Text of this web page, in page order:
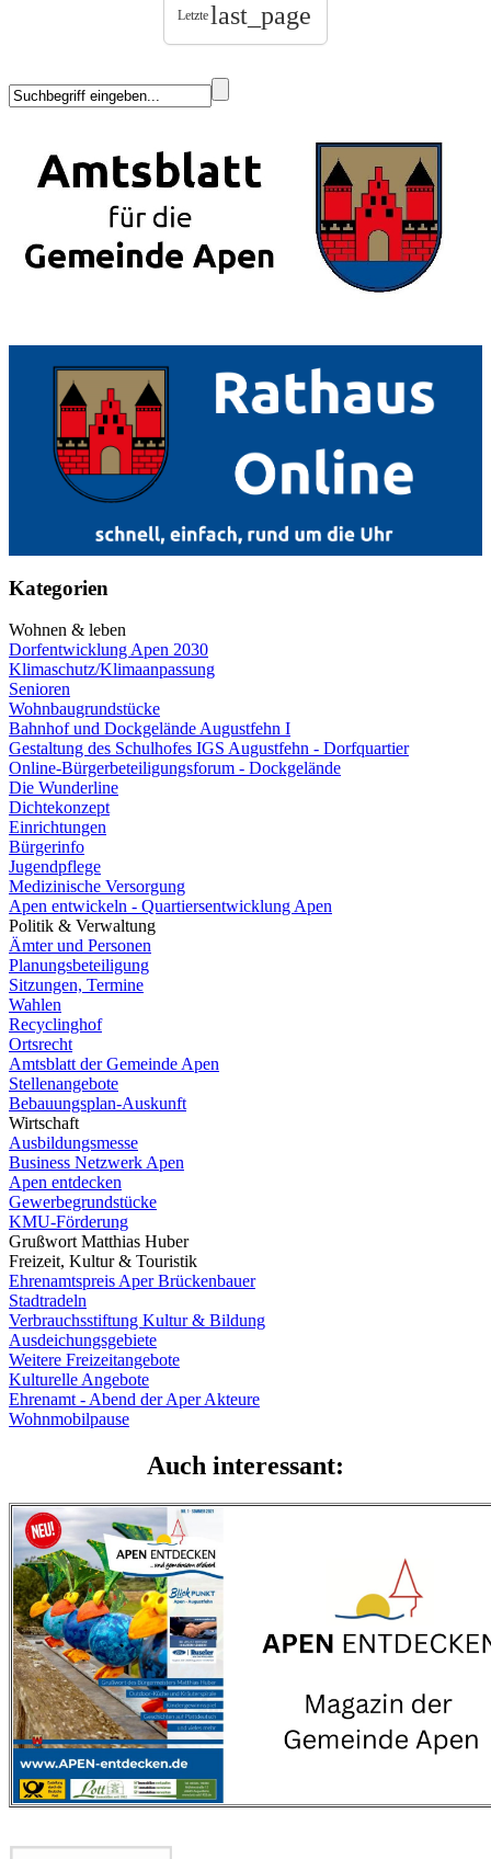
Letztelast_page
Kategorien
Wohnen & leben
Dorfentwicklung Apen 2030
Klimaschutz/Klimaanpassung
Senioren
Wohnbaugrundstücke
Bahnhof und Dockgelände Augustfehn I
Gestaltung des Schulhofes IGS Augustfehn - Dorfquartier
Online-Bürgerbeteiligungsforum - Dockgelände
Die Wunderline
Dichtekonzept
Einrichtungen
Bürgerinfo
Jugendpflege
Medizinische Versorgung
Apen entwickeln - Quartiersentwicklung Apen
Politik & Verwaltung
Ämter und Personen
Planungsbeteiligung
Sitzungen, Termine
Wahlen
Recyclinghof
Ortsrecht
Amtsblatt der Gemeinde Apen
Stellenangebote
Bebauungsplan-Auskunft
Wirtschaft
Ausbildungsmesse
Business Netzwerk Apen
Apen entdecken
Gewerbegrundstücke
KMU-Förderung
Grußwort Matthias Huber
Freizeit, Kultur & Touristik
Ehrenamtspreis Aper Brückenbauer
Stadtradeln
Verbrauchsstiftung Kultur & Bildung
Ausdeichungsgebiete
Weitere Freizeitangebote
Kulturelle Angebote
Ehrenamt - Abend der Aper Akteure
Wohnmobilpause
Auch interessant: